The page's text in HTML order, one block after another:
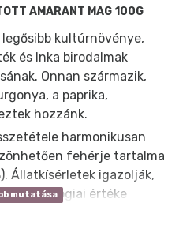
AMARÁNT MAG 100G
kultúrnövénye,
és Inka birodalmak
Onnan származik,
a paprika,
hozzánk.
harmonikusan
fehérje tartalma
Állatkísérletek igazolják,
biológiai értéke